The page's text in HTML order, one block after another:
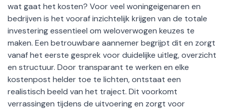
wat gaat het kosten? Voor veel woningeigenaren en
bedrijven is het vooraf inzichtelijk krijgen van de totale
investering essentieel om weloverwogen keuzes te
maken. Een betrouwbare aannemer begrijpt dit en zorgt
vanaf het eerste gesprek voor duidelijke uitleg, overzicht
en structuur. Door transparant te werken en elke
kostenpost helder toe te lichten, ontstaat een
realistisch beeld van het traject. Dit voorkomt
verrassingen tijdens de uitvoering en zorgt voor